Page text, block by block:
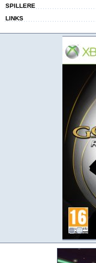
SPILLERE
LINKS